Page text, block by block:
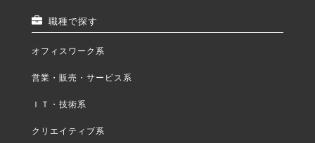
職種で探す
オフィスワーク系
営業・販売・サービス系
ＩＴ・技術系
クリエイティブ系